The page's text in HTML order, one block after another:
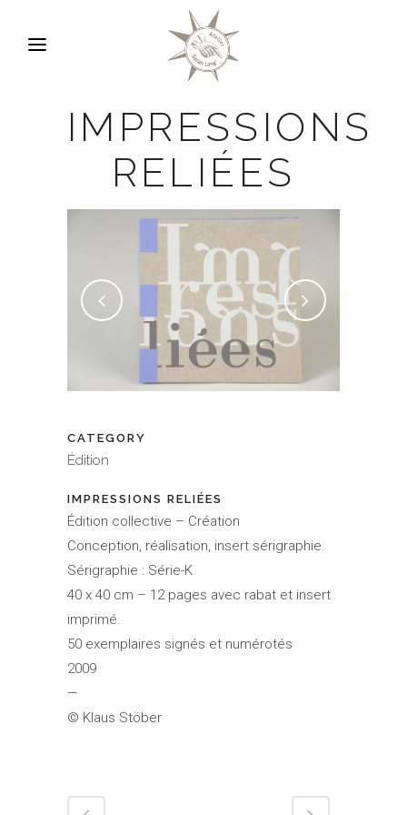
IMPRESSIONS
RELIÉES
CATEGORY
Édition
IMPRESSIONS RELIÉES
Édition collective – Création
Conception, réalisation, insert sérigraphie.
Sérigraphie : Série-K
40 x 40 cm – 12 pages avec rabat et insert
imprimé.
50 exemplaires signés et numérotés
2009
—
© Klaus Stöber